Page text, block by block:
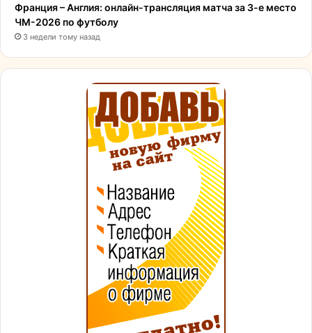
Франция – Англия: онлайн-трансляция матча за 3-е место
ЧМ-2026 по футболу
3 недели тому назад